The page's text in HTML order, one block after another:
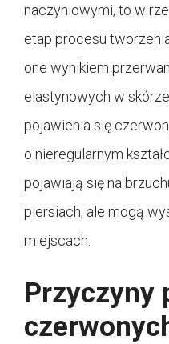
naczyniowymi, to w
etap procesu
one wynikiem
elastynowych w
pojawienia się
o nieregularnym
pojawiają się na
piersiach, ale mogą
miejscach.
Przyczyny